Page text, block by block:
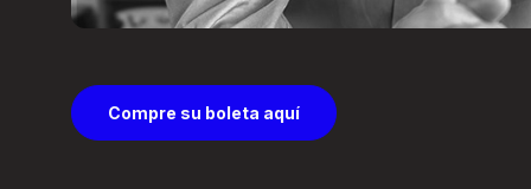
Compre su boleta aquí